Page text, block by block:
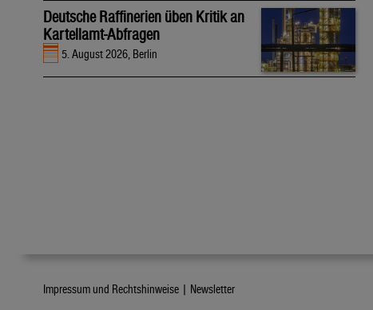
Deutsche Raffinerien üben Kritik an
Kartellamt-Abfragen
5. August 2026, Berlin
Impressum und Rechtshinweise | Newsletter